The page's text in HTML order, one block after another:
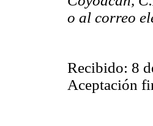
o al correo
Recibido: 8
Aceptación